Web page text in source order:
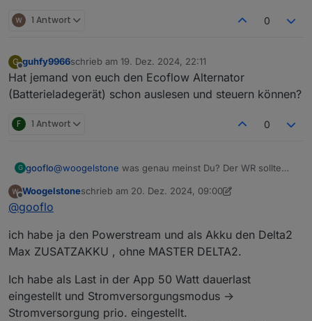
1 Antwort 0
G
Offline
guhfy9966schrieb am 19. Dez. 2024, 22:11
zuletzt editiert von
Hat jemand von euch den Ecoflow Alternator
(Batterieladegerät) schon auslesen und steuern können?
F 1 Antwort 0
G gooflo@woogelstone was genau meinst Du? Der WR sollte
smarte Messung im Zähler- oder Sicherungskasten,
Offline
Woogelstoneschrieb am 20. Dez. 2024, 09:00
zuletzt editiert von Woogelstone
@gooflo
ich habe ja den Powerstream und als Akku den Delta2
Max ZUSATZAKKU , ohne MASTER DELTA2.
Ich habe als Last in der App 50 Watt dauerlast
eingestellt und Stromversorgungsmodus ->
Stromversorgung prio. eingestellt.